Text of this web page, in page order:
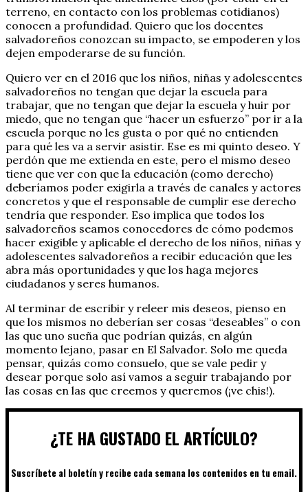
terreno, en contacto con los problemas cotidianos)
conocen a profundidad. Quiero que los docentes
salvadoreños conozcan su impacto, se empoderen y los
dejen empoderarse de su función.
Quiero ver en el 2016 que los niños, niñas y adolescentes
salvadoreños no tengan que dejar la escuela para
trabajar, que no tengan que dejar la escuela y huir por
miedo, que no tengan que “hacer un esfuerzo” por ir a la
escuela porque no les gusta o por qué no entienden
para qué les va a servir asistir. Ese es mi quinto deseo. Y
perdón que me extienda en este, pero el mismo deseo
tiene que ver con que la educación (como derecho)
deberíamos poder exigirla a través de canales y actores
concretos y que el responsable de cumplir ese derecho
tendría que responder. Eso implica que todos los
salvadoreños seamos conocedores de cómo podemos
hacer exigible y aplicable el derecho de los niños, niñas y
adolescentes salvadoreños a recibir educación que les
abra más oportunidades y que los haga mejores
ciudadanos y seres humanos.
Al terminar de escribir y releer mis deseos, pienso en
que los mismos no deberían ser cosas “deseables” o con
las que uno sueña que podrían quizás, en algún
momento lejano, pasar en El Salvador. Solo me queda
pensar, quizás como consuelo, que se vale pedir y
desear porque solo así vamos a seguir trabajando por
las cosas en las que creemos y queremos (¡ve chis!).
¿TE HA GUSTADO EL ARTÍCULO?
Suscríbete al boletín y recibe cada semana los contenidos en tu email.